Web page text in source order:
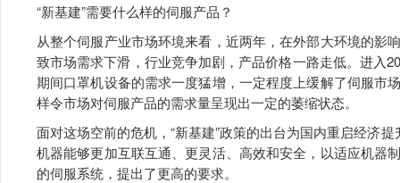
“新基建”需要什么样的伺服产品？
从整个伺服产业市场环境来看，近两年，在外部大环境的影
致市场需求下滑，行业竞争加剧，产品价格一路走低。进入
期间口罩机设备的需求一度猛增，一定程度上缓解了伺服市
样令市场对伺服产品的需求量呈现出一定的萎缩状态。
面对这场空前的危机，“新基建”政策的出台为国内重启经济
机器能够更加互联互通、更灵活、高效和安全，以适应机器
的伺服系统，提出了更高的要求。